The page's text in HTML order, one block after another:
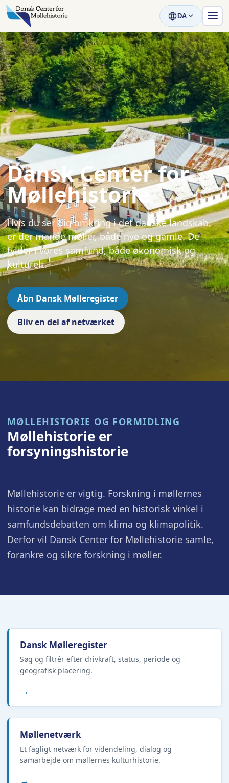
DA
Dansk Center for
Møllehistorie
Hvis du ser dig omkring i det danske landskab,
er der mange møller, både nye og gamle. De
fylder i vores samfund, både økonomisk og
kulturelt.
Åbn Dansk Mølleregister
Bliv en del af netværket
MØLLEHISTORIE OG FORMIDLING
Møllehistorie er
forsyningshistorie
Møllehistorie er vigtig. Forskning i møllernes
historie kan bidrage med en historisk vinkel i
samfundsdebatten om klima og klimapolitik.
Derfor vil Dansk Center for Møllehistorie samle,
forankre og sikre forskning i møller.
Dansk Mølleregister
Søg og filtrér efter drivkraft, status, periode og
geografisk placering.
→
Møllenetværk
Et fagligt netværk for videndeling, dialog og
samarbejde om møllernes kulturhistorie.
→